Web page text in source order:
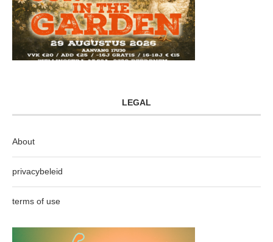
LEGAL
About
privacybeleid
terms of use